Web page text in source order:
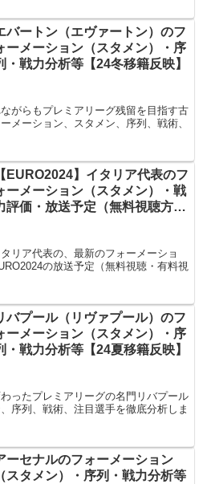
バートン（エヴァートン）のフ
ーメーション（スタメン）・序
・戦力分析等【24冬移籍反映】
がらもプレミアリーグ残留を目指す古
メーション、スタメン、序列、戦術、
【EURO2024】イタリア代表のフ
ーメーション（スタメン）・戦
評価・放送予定（無料視聴方
リア代表の、最新のフォーメーショ
の放送予定（無料視聴・有料視
バプール（リヴァプール）のフ
ーメーション（スタメン）・序
・戦力分析等【24夏移籍反映】
ったプレミアリーグの名門リバプール
序列、戦術、注目選手を徹底分析しま
ーセナルのフォーメーション
（スタメン）・序列・戦力分析等